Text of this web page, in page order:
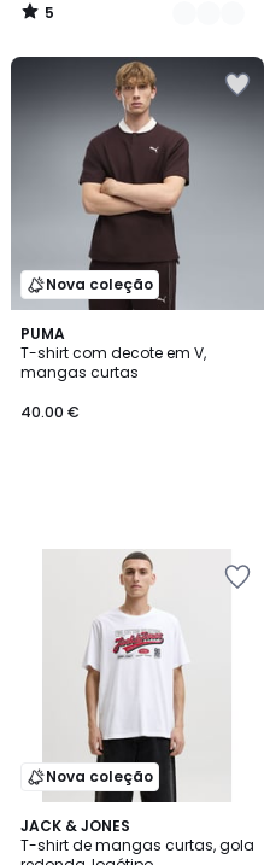
5
/
Nova coleção
PUMA
T-shirt com decote em V,
mangas curtas
40.00 €
Nova coleção
JACK & JONES
T-shirt de mangas curtas, gola
4
Cores